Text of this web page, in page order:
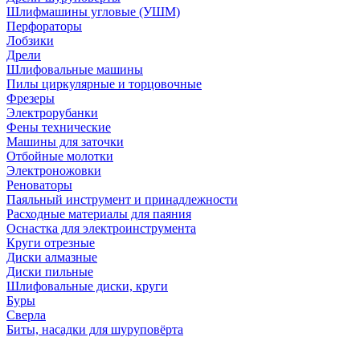
Шлифмашины угловые (УШМ)
Перфораторы
Лобзики
Дрели
Шлифовальные машины
Пилы циркулярные и торцовочные
Фрезеры
Электрорубанки
Фены технические
Машины для заточки
Отбойные молотки
Электроножовки
Реноваторы
Паяльный инструмент и принадлежности
Расходные материалы для паяния
Оснастка для электроинструмента
Круги отрезные
Диски алмазные
Диски пильные
Шлифовальные диски, круги
Буры
Сверла
Биты, насадки для шуруповёрта